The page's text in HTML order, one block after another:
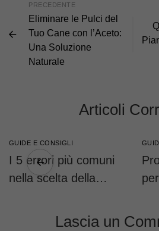
PRECEDENTE
Eliminare le Pulci del
Tuo Cane con l’Aceto:
Una Soluzione
Naturale
Articoli
GUIDE E CONSIGLI
I 5 errori più comuni
nella scelta della
(e come evitarli)Lascia un